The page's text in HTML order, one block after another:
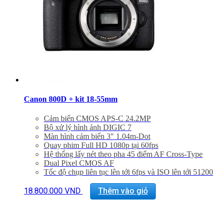
Canon 800D + kit 18-55mm
Cảm biến CMOS APS-C 24.2MP
Bộ xử lý hình ảnh DIGIC 7
Màn hình cảm biến 3″ 1.04m-Dot
Quay phim Full HD 1080p tại 60fps
Hệ thống lấy nét theo pha 45 điểm AF Cross-Type
Dual Pixel CMOS AF
Tốc độ chụp liên tục lên tới 6fps và ISO lên tới 51200
HDR Movie, Time-lapse movie
Bảo hành 24 tháng
18.800.000 VND Thêm vào giỏ